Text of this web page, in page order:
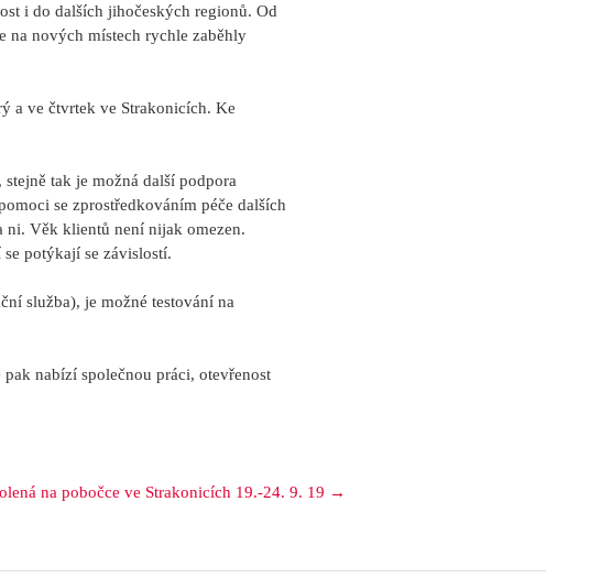
i do dalších jihočeských regionů. Od
na nových místech rychle zaběhly
a ve čtvrtek ve Strakonicích. Ke
tak je možná další podpora
se zprostředkováním péče dalších
Věk klientů není nijak omezen.
potýkají se závislostí.
služba), je možné testování na
nabízí společnou práci, otevřenost
na pobočce ve Strakonicích 19.-24. 9. 19 →